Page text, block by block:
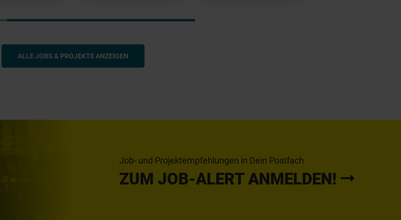
ALLE JOBS & PROJEKTE ANZEIGEN
Job- und Projektempfehlungen in Dein Postfach
ZUM JOB-ALERT ANMELDEN!